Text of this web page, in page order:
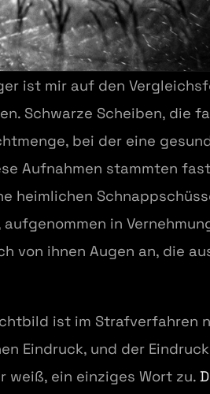
ist mir auf den
Schwarze Scheiben, die
bei der eine
Aufnahmen stammten
heimlichen
in
von ihnen Augen an, die
ist im Strafverfahren
Eindruck, und der
ein einziges Wort zu.